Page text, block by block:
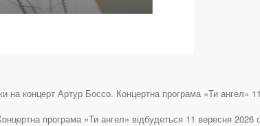
на концерт Артур Боссо. Концертна програма «Ти ангел»
програма «Ти ангел» відбудеться 11 вересня